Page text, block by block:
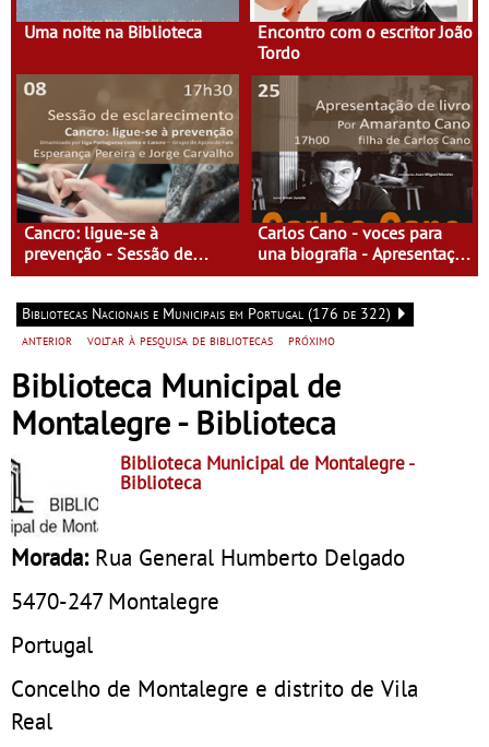
Uma noite na Biblioteca
Encontro com o escritor João
Tordo
Cancro: ligue-se à
prevenção - Sessão de
Esclarecimento
Carlos Cano - voces para
una biografia - Apresentação
de livro
Bibliotecas Nacionais e Municipais em Portugal (176 de 322)
anterior
voltar à pesquisa de bibliotecas próximo
Biblioteca Municipal de
Montalegre - Biblioteca
Biblioteca Municipal de Montalegre-
Biblioteca
Morada: Rua General Humberto Delgado
5470-247 Montalegre
Portugal
Concelho de Montalegre e distrito de Vila
Real